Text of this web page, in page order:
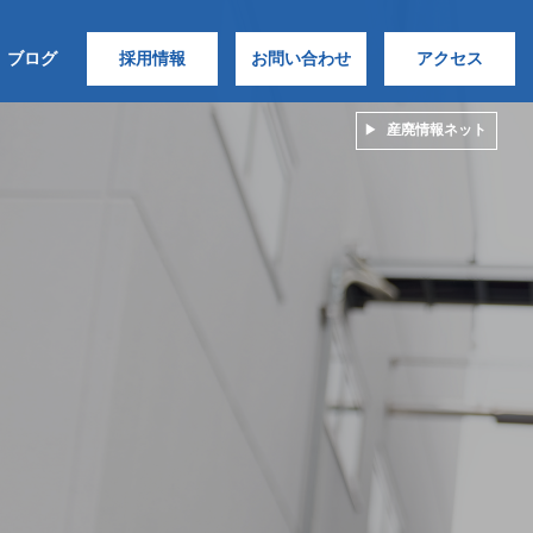
産廃情報ネット
ブログ 採用情報 お問い合わせ アクセス